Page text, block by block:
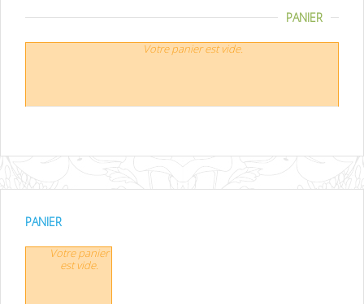
PANIER
Votre panier est vide.
PANIER
Votre panier
est vide.